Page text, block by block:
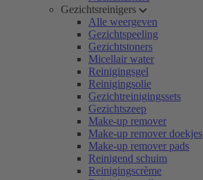
Gezichtsreinigers
Alle weergeven
Gezichtspeeling
Gezichtstoners
Micellair water
Reinigingsgel
Reinigingsolie
Gezichtreinigingssets
Gezichtszeep
Make-up remover
Make-up remover doekjes
Make-up remover pads
Reinigend schuim
Reinigingscrème